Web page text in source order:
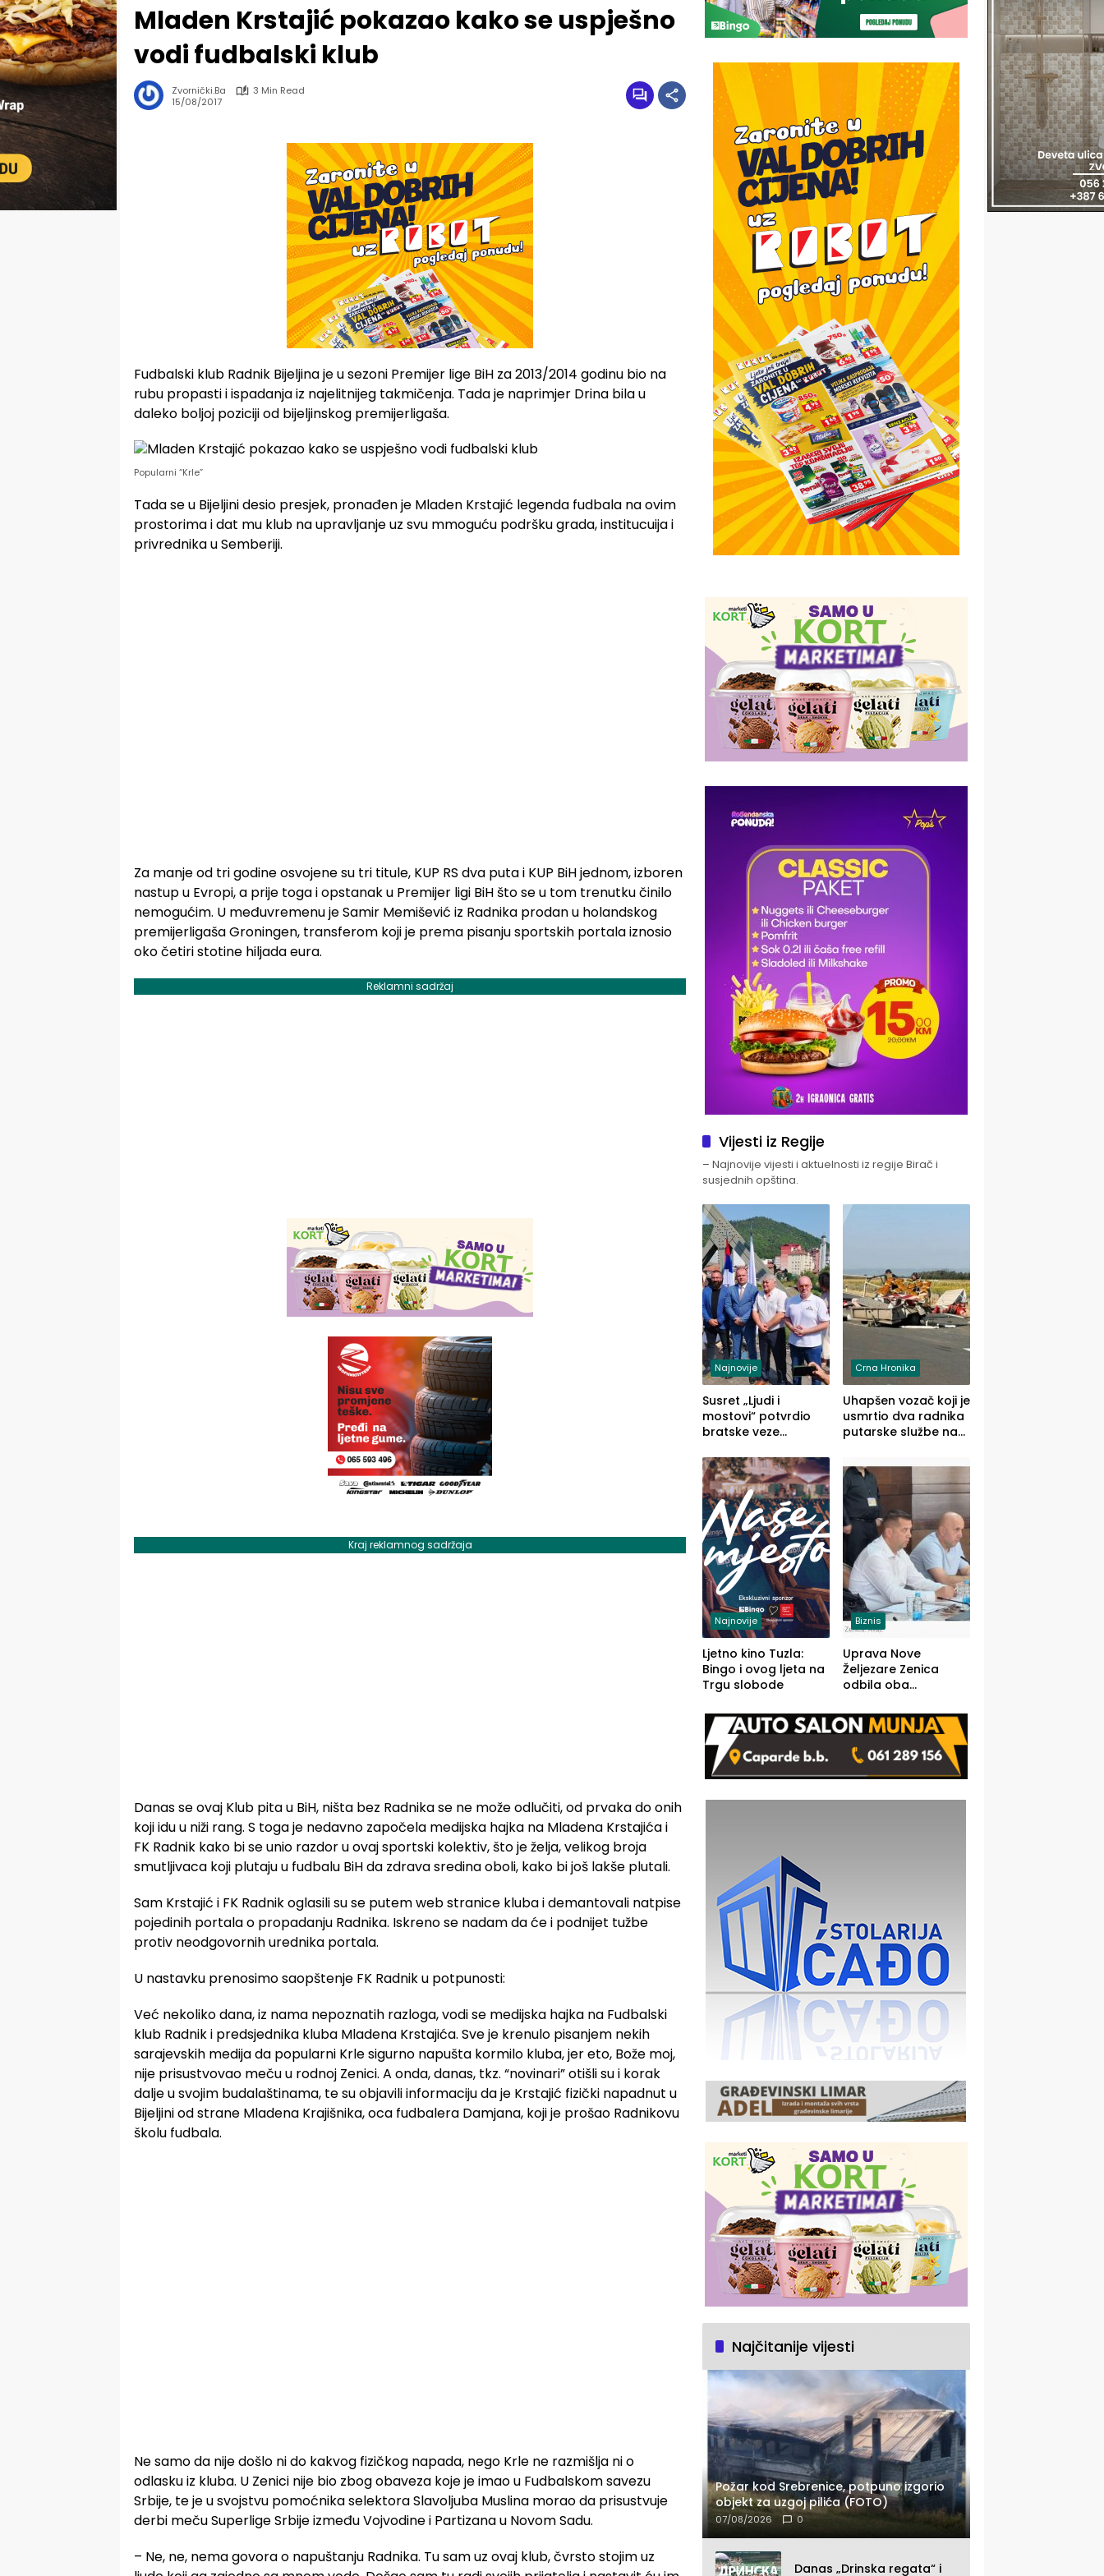
Mladen Krstajić pokazao kako se uspješno
vodi fudbalski klub
Zvornički.ba
3 Min Read
15/08/2017
Fudbalski klub Radnik Bijeljina je u sezoni Premijer lige BiH za 2013/2014 godinu bio na
rubu propasti i ispadanja iz najelitnijeg takmičenja. Tada je naprimjer Drina bila u
daleko boljoj poziciji od bijeljinskog premijerligaša.
Popularni “Krle”
Tada se u Bijeljini desio presjek, pronađen je Mladen Krstajić legenda fudbala na ovim
prostorima i dat mu klub na upravljanje uz svu mmoguću podršku grada, institucuija i
privrednika u Semberiji.
Za manje od tri godine osvojene su tri titule, KUP RS dva puta i KUP BiH jednom, izboren
nastup u Evropi, a prije toga i opstanak u Premijer ligi BiH što se u tom trenutku činilo
nemogućim. U međuvremenu je Samir Memišević iz Radnika prodan u holandskog
premijerligaša Groningen, transferom koji je prema pisanju sportskih portala iznosio
oko četiri stotine hiljada eura.
Reklamni sadržaj
Kraj reklamnog sadržaja
Danas se ovaj Klub pita u BiH, ništa bez Radnika se ne može odlučiti, od prvaka do onih
koji idu u niži rang. S toga je nedavno započela medijska hajka na Mladena Krstajića i
FK Radnik kako bi se unio razdor u ovaj sportski kolektiv, što je želja, velikog broja
smutljivaca koji plutaju u fudbalu BiH da zdrava sredina oboli, kako bi još lakše plutali.
Sam Krstajić i FK Radnik oglasili su se putem web stranice kluba i demantovali natpise
pojedinih portala o propadanju Radnika. Iskreno se nadam da će i podnijet tužbe
protiv neodgovornih urednika portala.
U nastavku prenosimo saopštenje FK Radnik u potpunosti:
Već nekoliko dana, iz nama nepoznatih razloga, vodi se medijska hajka na Fudbalski
klub Radnik i predsjednika kluba Mladena Krstajića. Sve je krenulo pisanjem nekih
sarajevskih medija da popularni Krle sigurno napušta kormilo kluba, jer eto, Bože moj,
nije prisustvovao meču u rodnoj Zenici. A onda, danas, tkz. “novinari” otišli su i korak
dalje u svojim budalaštinama, te su objavili informaciju da je Krstajić fizički napadnut u
Bijeljini od strane Mladena Krajišnika, oca fudbalera Damjana, koji je prošao Radnikovu
školu fudbala.
Ne samo da nije došlo ni do kakvog fizičkog napada, nego Krle ne razmišlja ni o
odlasku iz kluba. U Zenici nije bio zbog obaveza koje je imao u Fudbalskom savezu
Srbije, te je u svojstvu pomoćnika selektora Slavoljuba Muslina morao da prisustvuje
derbi meču Superlige Srbije između Vojvodine i Partizana u Novom Sadu.
– Ne, ne, nema govora o napuštanju Radnika. Tu sam uz ovaj klub, čvrsto stojim uz
Vijesti iz Regije
– Najnovije vijesti i aktuelnosti iz regije Birač i
susjednih opština.
Najnovije
Susret „Ljudi i
mostovi“ potvrdio
bratske veze
Zvornika
Crna Hronika
Uhapšen vozač koji je
usmrtio dva radnika
putarske službe na
prema Šapcu
(FOTO)
Najnovije
Ljetno kino Tuzla:
Bingo i ovog ljeta na
Trgu slobode
Biznis
Uprava Nove
Željezare Zenica
odbila oba
FBiH: Ustrajni da je
stečaj jedino rješenje
Najčitanije vijesti
Požar kod Srebrenice, potpuno izgorio
objekt za uzgoj pilića (FOTO)
07/08/2026 0
Danas „Drinska regata“ i